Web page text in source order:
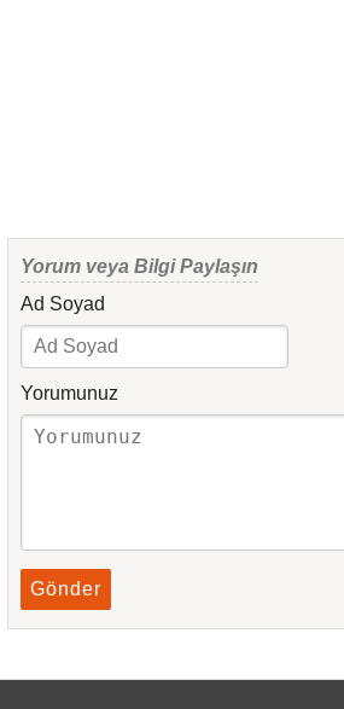
Yorum veya Bilgi Paylaşın
Ad Soyad
Yorumunuz
Gönder